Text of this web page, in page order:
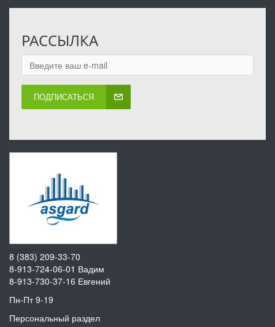
РАССЫЛКА
ПОДПИСАТЬСЯ
8 (383) 209-33-70
8-913-724-06-01 Вадим
8-913-730-37-16 Евгений
Пн-Пт 9-19
Персональный раздел